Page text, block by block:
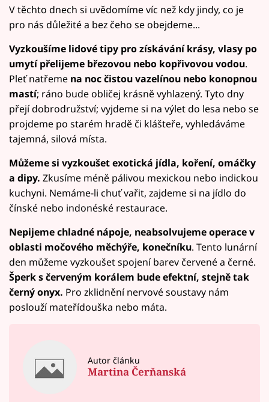
V těchto dnech si uvědomíme víc než kdy jindy, co je
pro nás důležité a bez čeho se obejdeme...
Vyzkoušíme lidové tipy pro získávání krásy, vlasy po
umytí přelijeme březovou nebo kopřivovou vodou.
Pleť natřeme na noc čistou vazelínou nebo konopnou
mastí; ráno bude obličej krásně vyhlazený. Tyto dny
přejí dobrodružství; vyjdeme si na výlet do lesa nebo se
projdeme po starém hradě či klášteře, vyhledáváme
tajemná, silová místa.
Můžeme si vyzkoušet exotická jídla, koření, omáčky
a dipy. Zkusíme méně pálivou mexickou nebo indickou
kuchyni. Nemáme-li chuť vařit, zajdeme si na jídlo do
čínské nebo indonéské restaurace.
Nepijeme chladné nápoje, neabsolvujeme operace v
oblasti močového měchýře, konečníku. Tento lunární
den můžeme vyzkoušet spojení barev červené a černé.
Šperk s červeným korálem bude efektní, stejně tak
černý onyx. Pro zklidnění nervové soustavy nám
poslouží mateřídouška nebo máta.
Autor článku
Martina Čerňanská